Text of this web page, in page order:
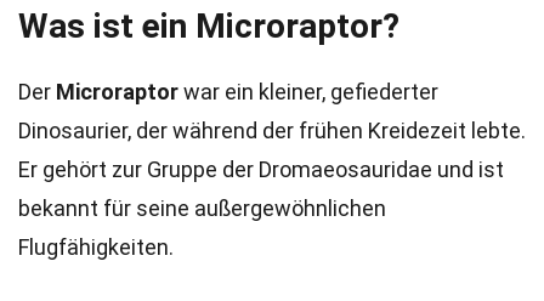
Was ist ein Microraptor?
Der Microraptorwar ein kleiner, gefiederter
Dinosaurier, der während der frühen Kreidezeit lebte.
Er gehört zur Gruppe der Dromaeosauridae und ist
bekannt für seine außergewöhnlichen
Flugfähigkeiten.